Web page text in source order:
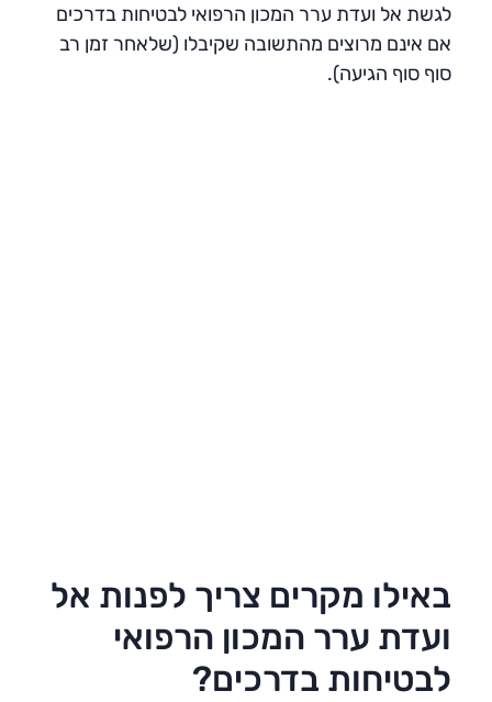
לגשת אל ועדת ערר המכון הרפואי לבטיחות בדרכים
אם אינם מרוצים מהתשובה שקיבלו (שלאחר זמן רב
סוף סוף הגיעה).
באילו מקרים צריך לפנות אל
ועדת ערר המכון הרפואי
לבטיחות בדרכים?